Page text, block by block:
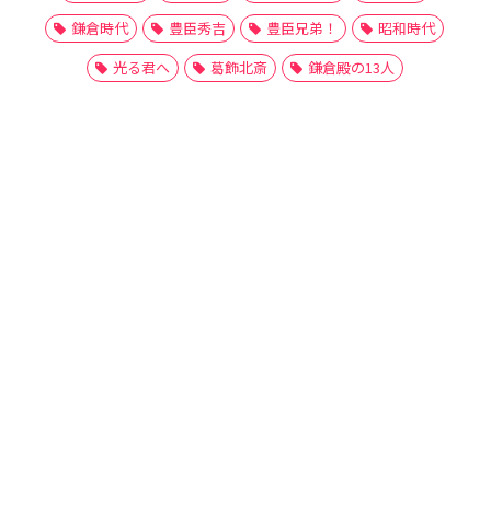
鎌倉時代
豊臣秀吉 豊臣兄弟！
昭和時代
光る君へ
葛飾北斎 鎌倉殿の13人